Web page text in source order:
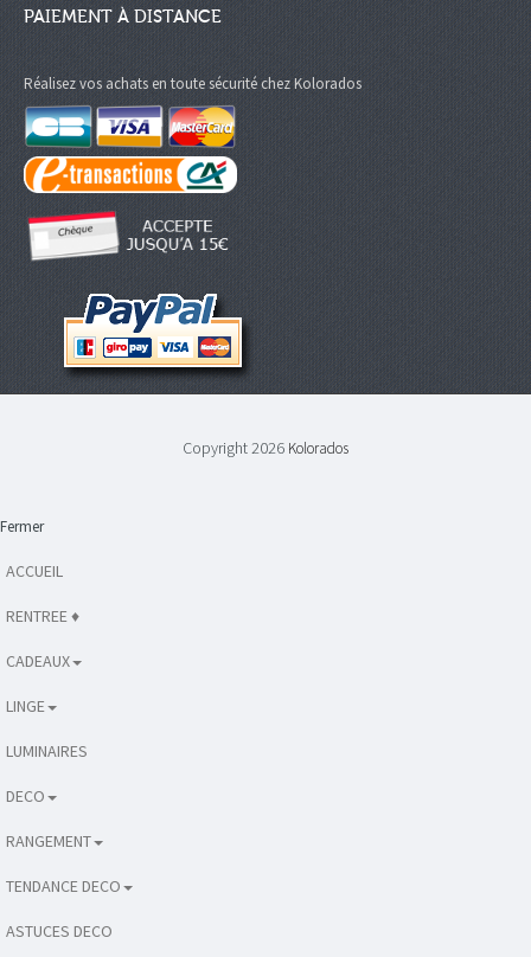
PAIEMENT À DISTANCE
Réalisez vos achats en toute sécurité chez Kolorados
Copyright 2026 Kolorados
Fermer
ACCUEIL
RENTREE ♦
CADEAUX
LINGE
LUMINAIRES
DECO
RANGEMENT
TENDANCE DECO
ASTUCES DECO